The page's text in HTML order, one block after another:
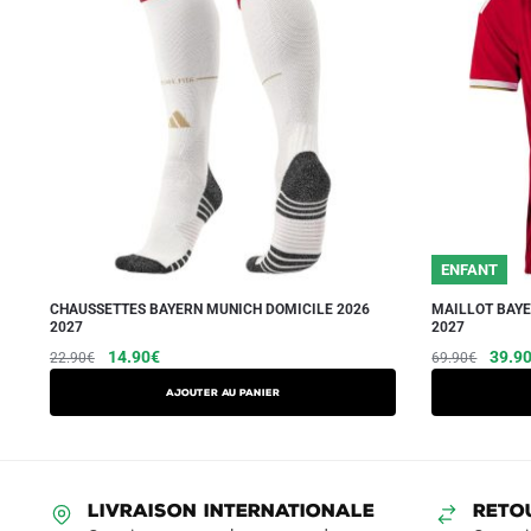
CHAUSSETTES BAYERN MUNICH DOMICILE 2026
2027
22.90€
Le
14.90€Le
Ajouter au panier
ENFANT
MAILLOT
2027
69.90€
Le
LIVRAISON INTERNATIONALE